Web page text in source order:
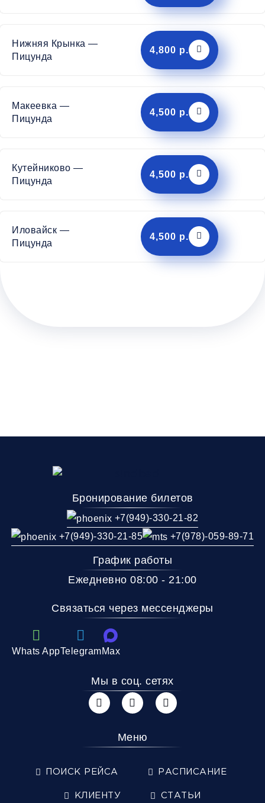
Нижняя Крынка —
Пицунда
4,800 р.
Макеевка —
Пицунда
4,500 р.
Кутейниково —
Пицунда
4,500 р.
Иловайск —
Пицунда
4,500 р.
Бронирование билетов
+7(949)-330-21-82
+7(949)-330-21-85
+7(978)-059-89-71
График работы
Ежедневно 08:00 - 21:00
Связаться через мессенджеры
Whats AppTelegramMax
Мы в соц. сетях
Меню
ПОИСК РЕЙСА РАСПИСАНИЕ
КЛИЕНТУ СТАТЬИ